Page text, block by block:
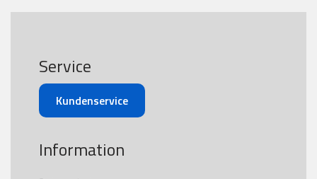
Service
Kundenservice
Information